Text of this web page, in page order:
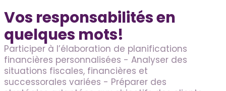
Vos responsabilités en
quelques mots!
Participer à l’élaboration de planifications
financières personnalisées - Analyser des
situations fiscales, financières et
successorales variées - Préparer des